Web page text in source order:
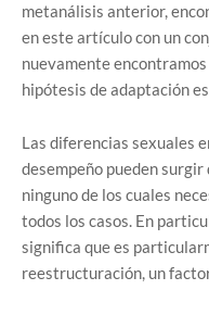
metanálisis anterior,
en este artículo con un
nuevamente
hipótesis de adaptación
Las diferencias sexuales
desempeño pueden
ninguno de los cuales
todos los casos. En
significa que es
reestructuración, un